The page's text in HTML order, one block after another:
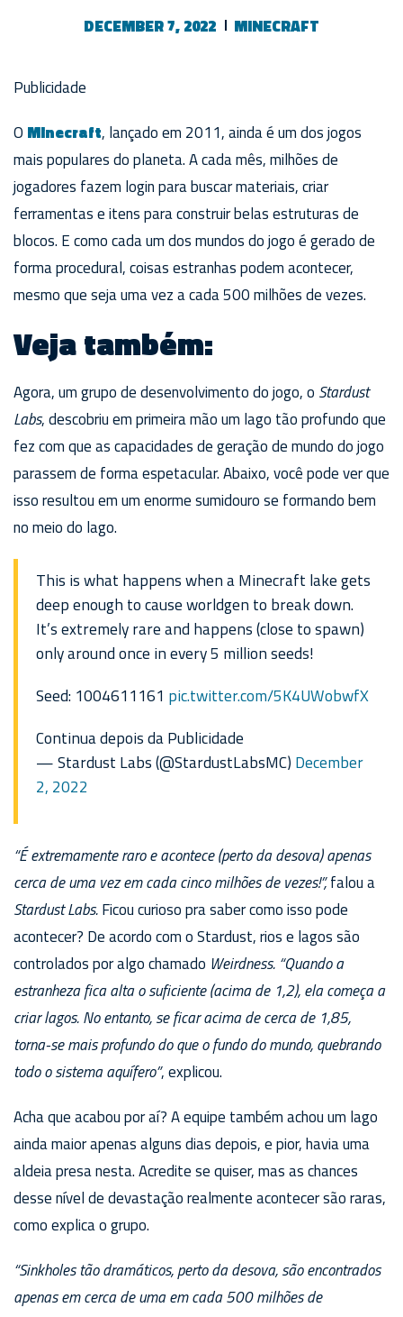
DECEMBER 7, 2022 MINECRAFT
Publicidade
O Minecraft, lançado em 2011, ainda é um dos jogos
mais populares do planeta. A cada mês, milhões de
jogadores fazem login para buscar materiais, criar
ferramentas e itens para construir belas estruturas de
blocos. E como cada um dos mundos do jogo é gerado de
forma procedural, coisas estranhas podem acontecer,
mesmo que seja uma vez a cada 500 milhões de vezes.
Veja também:
Agora, um grupo de desenvolvimento do jogo, o Stardust
Labs, descobriu em primeira mão um lago tão profundo que
fez com que as capacidades de geração de mundo do jogo
parassem de forma espetacular. Abaixo, você pode ver que
isso resultou em um enorme sumidouro se formando bem
no meio do lago.
This is what happens when a Minecraft lake gets
deep enough to cause worldgen to break down.
It’s extremely rare and happens (close to spawn)
only around once in every 5 million seeds!
Seed: 1004611161 pic.twitter.com/5K4UWobwfX
Continua depois da Publicidade
— Stardust Labs (@StardustLabsMC) December
2, 2022
“É extremamente raro e acontece (perto da desova) apenas
cerca de uma vez em cada cinco milhões de vezes!”,falou a
Stardust Labs.Ficou curioso pra saber como isso pode
acontecer? De acordo com o Stardust, rios e lagos são
controlados por algo chamado Weirdness. “Quando a
estranheza fica alta o suficiente (acima de 1,2), ela começa a
criar lagos. No entanto, se ficar acima de cerca de 1,85,
torna-se mais profundo do que o fundo do mundo, quebrando
todo o sistema aquífero”, explicou.
Acha que acabou por aí? A equipe também achou um lago
ainda maior apenas alguns dias depois, e pior, havia uma
aldeia presa nesta. Acredite se quiser, mas as chances
desse nível de devastação realmente acontecer são raras,
como explica o grupo.
“Sinkholes tão dramáticos, perto da desova, são encontrados
apenas em cerca de uma em cada 500 milhões de